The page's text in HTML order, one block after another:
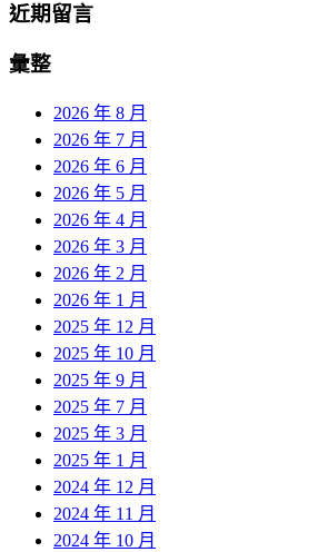
近期留言
彙整
2026 年 8 月
2026 年 7 月
2026 年 6 月
2026 年 5 月
2026 年 4 月
2026 年 3 月
2026 年 2 月
2026 年 1 月
2025 年 12 月
2025 年 10 月
2025 年 9 月
2025 年 7 月
2025 年 3 月
2025 年 1 月
2024 年 12 月
2024 年 11 月
2024 年 10 月